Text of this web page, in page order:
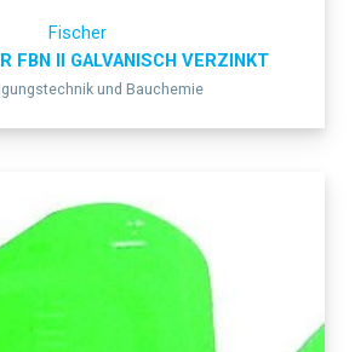
Fischer
FBN II GALVANISCH VERZINKT
und Bauchemie